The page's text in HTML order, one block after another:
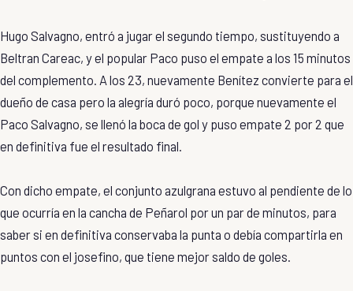
Hugo Salvagno, entró a jugar el segundo tiempo, sustituyendo a
Beltran Careac, y el popular Paco puso el empate a los 15 minutos
del complemento. A los 23, nuevamente Benítez convierte para el
dueño de casa pero la alegría duró poco, porque nuevamente el
Paco Salvagno, se llenó la boca de gol y puso empate 2 por 2 que
en definitiva fue el resultado final.
Con dicho empate, el conjunto azulgrana estuvo al pendiente de lo
que ocurría en la cancha de Peñarol por un par de minutos, para
saber si en definitiva conservaba la punta o debía compartirla en
puntos con el josefino, que tiene mejor saldo de goles.